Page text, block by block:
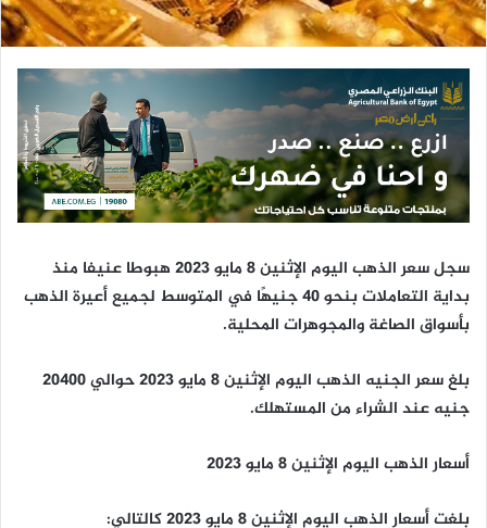
ر
و
ن
ي
ا
سجل سعر الذهب اليوم الإثنين 8 مايو 2023 هبوطا عنيفا منذ
بداية التعاملات بنحو 40 جنيهًا في المتوسط لجميع أعيرة الذهب
بأسواق الصاغة والمجوهرات المحلية.
بلغ سعر الجنيه الذهب اليوم الإثنين 8 مايو 2023 حوالي 20400
جنيه عند الشراء من المستهلك.
أسعار الذهب اليوم الإثنين 8 مايو 2023
بلغت أسعار الذهب اليوم الإثنين 8 مايو 2023 كالتالي: